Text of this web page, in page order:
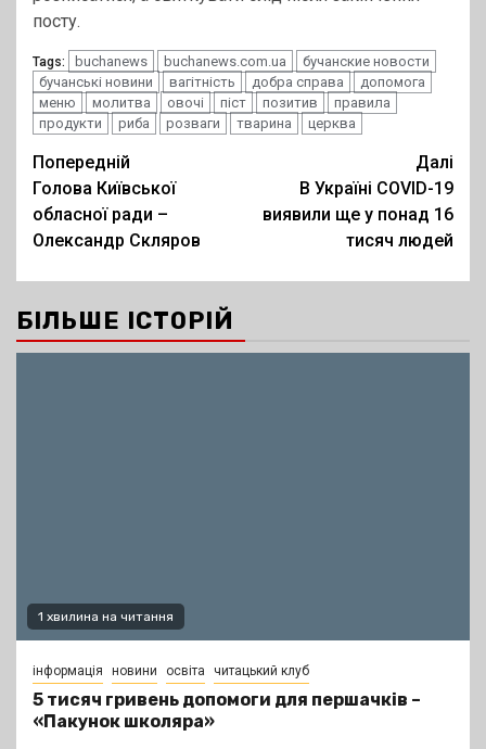
посту.
Tags: buchanews buchanews.com.ua
бучанские новости
бучанські новини
вагітність добра справа
допомога
меню
молитва овочі піст позитив
правила
продукти
риба розваги тварина церква
Post
navigation
Попередній
Голова Київської
обласної ради –
Олександр Скляров
Далі
В Україні COVID-19
виявили ще у понад 16
тисяч людей
БІЛЬШЕ ІСТОРІЙ
1 хвилина на читання
інформація новини освіта читацький клуб
5 тисяч гривень допомоги для першачків –
«Пакунок школяра»